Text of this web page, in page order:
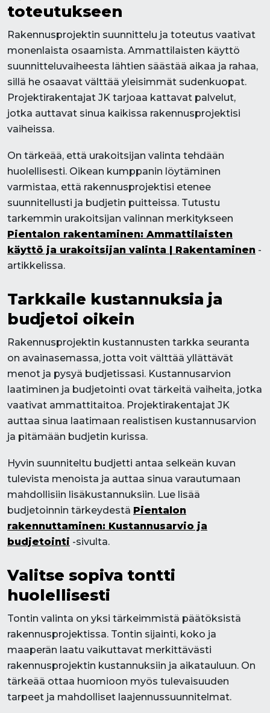
toteutukseen
Rakennusprojektin suunnittelu ja toteutus vaativat
monenlaista osaamista. Ammattilaisten käyttö
suunnitteluvaiheesta lähtien säästää aikaa ja rahaa,
sillä he osaavat välttää yleisimmät sudenkuopat.
Projektirakentajat JK tarjoaa kattavat palvelut,
jotka auttavat sinua kaikissa rakennusprojektisi
vaiheissa.
On tärkeää, että urakoitsijan valinta tehdään
huolellisesti. Oikean kumppanin löytäminen
varmistaa, että rakennusprojektisi etenee
suunnitellusti ja budjetin puitteissa. Tutustu
tarkemmin urakoitsijan valinnan merkitykseen
Pientalon rakentaminen: Ammattilaisten
käyttö ja urakoitsijan valinta | Rakentaminen -
artikkelissa.
Tarkkaile kustannuksia ja
budjetoi oikein
Rakennusprojektin kustannusten tarkka seuranta
on avainasemassa, jotta voit välttää yllättävät
menot ja pysyä budjetissasi. Kustannusarvion
laatiminen ja budjetointi ovat tärkeitä vaiheita, jotka
vaativat ammattitaitoa. Projektirakentajat JK
auttaa sinua laatimaan realistisen kustannusarvion
ja pitämään budjetin kurissa.
Hyvin suunniteltu budjetti antaa selkeän kuvan
tulevista menoista ja auttaa sinua varautumaan
mahdollisiin lisäkustannuksiin. Lue lisää
budjetoinnin tärkeydestä Pientalon
rakennuttaminen: Kustannusarvio ja
budjetointi -sivulta.
Valitse sopiva tontti
huolellisesti
Tontin valinta on yksi tärkeimmistä päätöksistä
rakennusprojektissa. Tontin sijainti, koko ja
maaperän laatu vaikuttavat merkittävästi
rakennusprojektin kustannuksiin ja aikatauluun. On
tärkeää ottaa huomioon myös tulevaisuuden
tarpeet ja mahdolliset laajennussuunnitelmat.